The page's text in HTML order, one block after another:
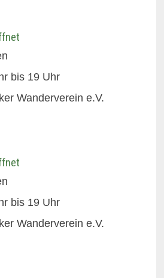
bis 19 Uhr
Wanderverein e.V.
bis 19 Uhr
Wanderverein e.V.